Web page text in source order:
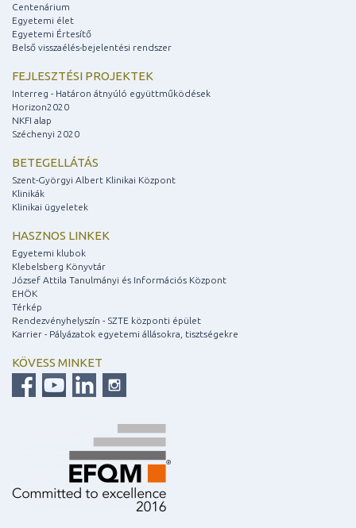
Centenárium
Egyetemi élet
Egyetemi Értesítő
Belső visszaélés-bejelentési rendszer
FEJLESZTÉSI PROJEKTEK
Interreg - Határon átnyúló együttműködések
Horizon2020
NKFI alap
Széchenyi 2020
BETEGELLÁTÁS
Szent-Györgyi Albert Klinikai Központ
Klinikák
Klinikai ügyeletek
HASZNOS LINKEK
Egyetemi klubok
Klebelsberg Könyvtár
József Attila Tanulmányi és Információs Központ
EHÖK
Térkép
Rendezvényhelyszín - SZTE központi épület
Karrier - Pályázatok egyetemi állásokra, tisztségekre
KÖVESS MINKET